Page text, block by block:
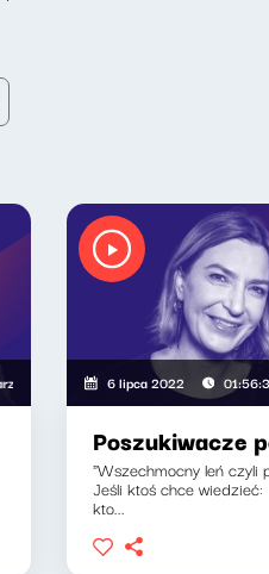
Kasia, Klaudiusz Slezak
6 lipca 2022
Poszukiwacze
"Wszechmocny leń czyli
Jeśli ktoś chce wiedzieć:
kto...